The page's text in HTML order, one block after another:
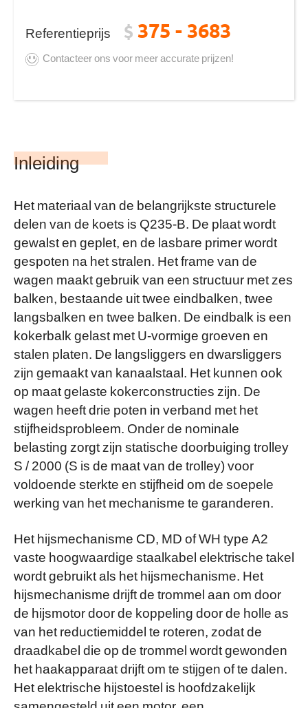
Referentieprijs $ 375 - 3683
Contacteer ons voor meer accurate prijzen!
Inleiding
Het materiaal van de belangrijkste structurele
delen van de koets is Q235-B. De plaat wordt
gewalst en geplet, en de lasbare primer wordt
gespoten na het stralen. Het frame van de
wagen maakt gebruik van een structuur met zes
balken, bestaande uit twee eindbalken, twee
langsbalken en twee balken. De eindbalk is een
kokerbalk gelast met U-vormige groeven en
stalen platen. De langsliggers en dwarsliggers
zijn gemaakt van kanaalstaal. Het kunnen ook
op maat gelaste kokerconstructies zijn. De
wagen heeft drie poten in verband met het
stijfheidsprobleem. Onder de nominale
belasting zorgt zijn statische doorbuiging trolley
S / 2000 (S is de maat van de trolley) voor
voldoende sterkte en stijfheid om de soepele
werking van het mechanisme te garanderen.
Het hijsmechanisme CD, MD of WH type A2
vaste hoogwaardige staalkabel elektrische takel
wordt gebruikt als het hijsmechanisme. Het
hijsmechanisme drijft de trommel aan om door
de hijsmotor door de koppeling door de holle as
van het reductiemiddel te roteren, zodat de
draadkabel die op de trommel wordt gewonden
het haakapparaat drijft om te stijgen of te dalen.
Het elektrische hijstoestel is hoofdzakelijk